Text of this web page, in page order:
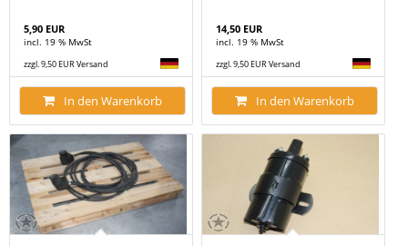
5,90 EUR
incl. 19 % MwSt
zzgl. 9,50 EUR Versand
In den Warenkorb
14,50 EUR
incl. 19 % MwSt
zzgl. 9,50 EUR Versand
In den Warenkorb